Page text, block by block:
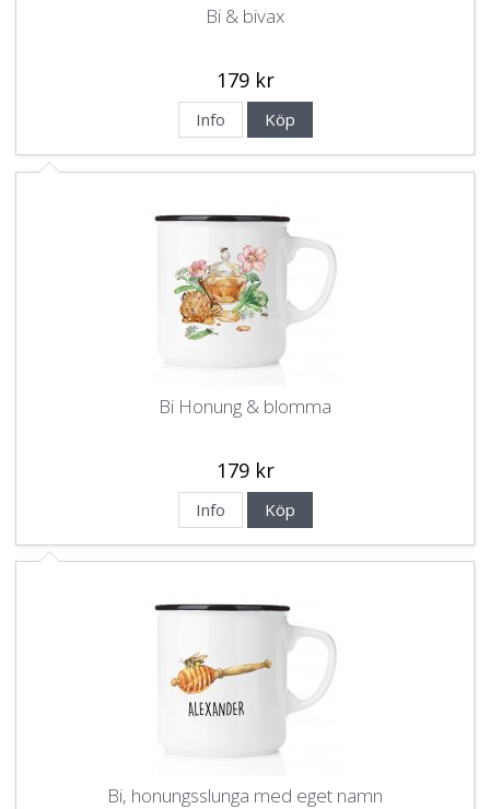
Bi & bivax
179 kr
Info Köp
Bi Honung & blomma
179 kr
Info Köp
Bi, honungsslunga med eget namn